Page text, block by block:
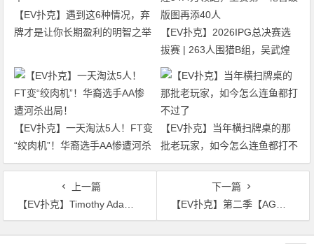
【EV扑克】遇到这6种情况，弃
牌才是让你长期盈利的明智之举
【EV扑克】2026IPG总决赛选
拔赛 | 263人围猎B组，吴武煌
54.4万领跑，主赛第一轮晋级版
【EV扑克】一天淘汰5人！FT变
“绞肉机”！华裔选手AA惨遭河杀
出局！
【EV扑克】当年横扫牌桌的那
批老玩家，如今怎么连鱼都打不
过了
上一篇
【EV扑克】Timothy Adams二次斩获Triton主赛事冠军，入账418万刀！
下一篇
【EV扑克】第二季【AG城际联赛】•Day1B组【于 洋】 Day1C组【王玉宝】分别成为 今日Day1B/C组的 CL 选手！
文